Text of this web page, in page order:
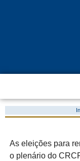
As eleições para
o plenário do